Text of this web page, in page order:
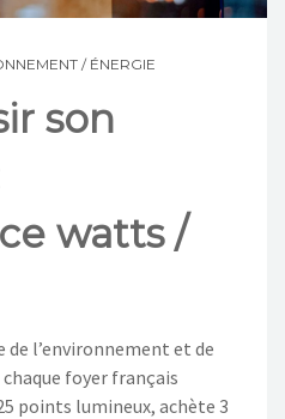
/ ÉNERGIE
son
watts /
de l’environnement et de
foyer français
points lumineux, achète 3